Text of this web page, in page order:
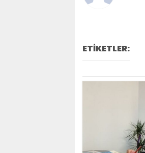
ETİKETLER: